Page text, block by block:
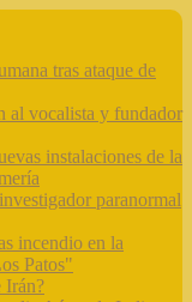
tras ataque de
al vocalista y fundador
instalaciones de la
paranormal
incendio en la
Patos"
Irán?